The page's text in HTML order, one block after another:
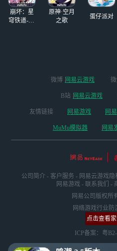
么，阿漂体力好。
那我造
崩坏：星
穹铁道-4.4
原神·空月
之歌
蛋仔派对
微博 网易云游戏
B站 网易云游戏
友情链接 网易游戏 网
MuMu模拟器 网易
公司简介 - 客户服务 - 网易云游戏
网易游戏 - 联系我们 -
网易公司版权所
网络游戏行业防
点击查看
ICP备案：粤